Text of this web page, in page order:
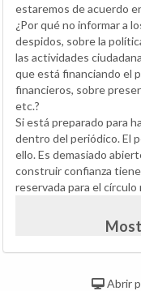
estaremos de acuerdo
¿Por qué no informar a
despidos, sobre la
las actividades
que está financiando el
financieros, sobre
etc.?
Si está preparado para
dentro del periódico. El
ello. Es demasiado
construir confianza
reservada para el
Abrir